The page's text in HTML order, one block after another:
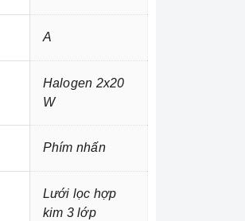
A
Halogen 2x20
W
Phím nhấn
Lưới lọc hợp
kim 3 lớp